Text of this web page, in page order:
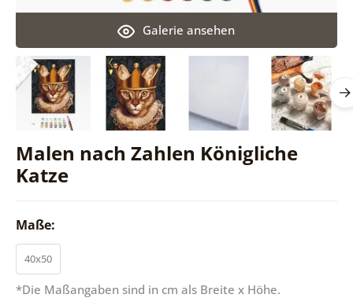
Malen nach Zahlen Königliche
Katze
Galerie ansehen
Maße:
40x50
*Die Maßangaben sind in cm als Breite x Höhe.